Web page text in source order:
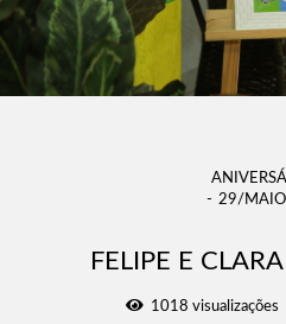
29/
FELIPE E
1018 visualizações